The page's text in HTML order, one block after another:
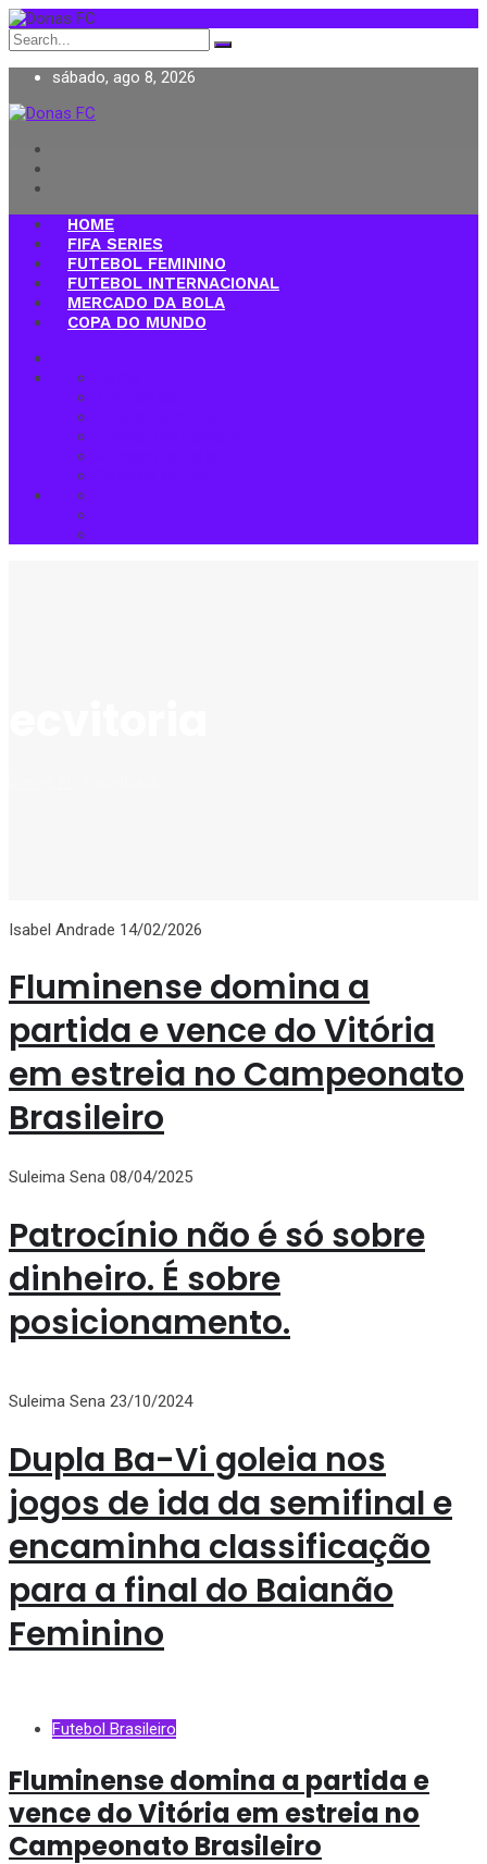
Search
for:
sábado, ago 8, 2026
Donas FC
HOME
FIFA SERIES
FUTEBOL FEMININO
FUTEBOL INTERNACIONAL
MERCADO DA BOLA
COPA DO MUNDO
Isabel Andrade 14/02/2026
Fluminense domina a
partida e vence do Vitória
em estreia no Campeonato
Brasileiro
Suleima Sena 08/04/2025
Patrocínio não é só sobre
dinheiro. É sobre
posicionamento.
Suleima Sena 23/10/2024
Dupla Ba-Vi goleia nos
jogos de ida da semifinal e
encaminha classificação
para a final do Baianão
Feminino
Futebol Brasileiro
Fluminense domina a partida e
vence do Vitória em estreia no
Campeonato Brasileiro